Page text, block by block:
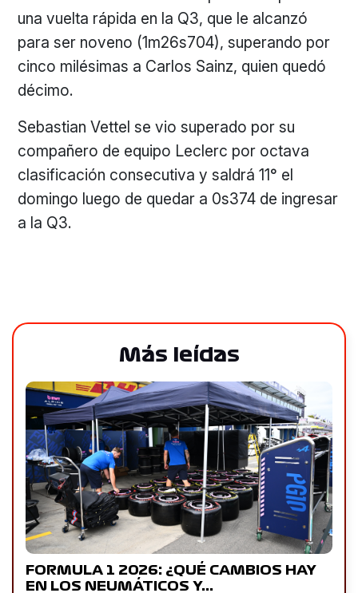
una vuelta rápida en la Q3, que le alcanzó
para ser noveno (1m26s704), superando por
cinco milésimas a Carlos Sainz, quien quedó
décimo.
Sebastian Vettel se vio superado por su
compañero de equipo Leclerc por octava
clasificación consecutiva y saldrá 11° el
domingo luego de quedar a 0s374 de ingresar
a la Q3.
Más leídas
FORMULA 1 2026: ¿QUÉ CAMBIOS HAY
EN LOS NEUMÁTICOS Y…